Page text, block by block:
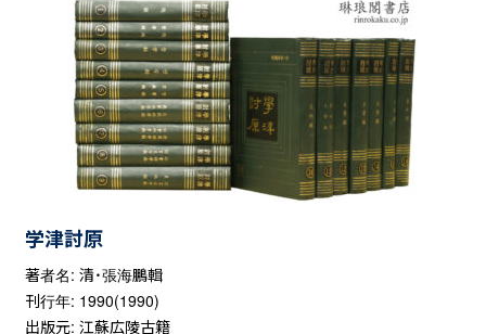
学津討原
著者名: 清・張海鵬輯
刊行年: 1990(1990)
出版元: 江蘇広陵古籍